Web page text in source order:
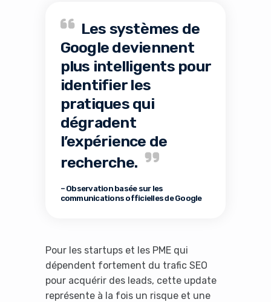
Les systèmes de
Google deviennent
plus intelligents pour
identifier les
pratiques qui
dégradent
l’expérience de
recherche.
– Observation basée sur les
communications officielles de Google
Pour les startups et les PME qui
dépendent fortement du trafic SEO
pour acquérir des leads, cette update
représente à la fois un risque et une